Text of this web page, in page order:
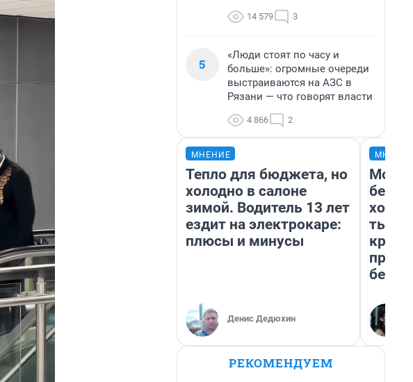
14 579 3
5
«Люди стоят по часу и
больше»: огромные очереди
выстраиваются на АЗС в
Рязани — что говорят власти
4 866 2
МНЕНИЕ
Тепло для бюджета, но
холодно в салоне
зимой. Водитель 13 лет
ездит на электрокаре:
плюсы и минусы
Денис Дедюхин
Мой
РЕКОМЕНДУЕМ